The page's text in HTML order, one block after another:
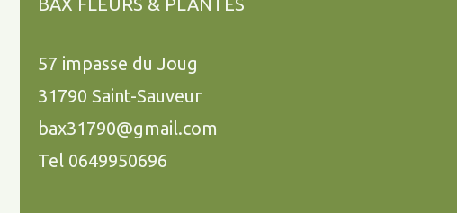
57 impasse du Joug
31790 Saint-Sauveur
bax31790@gmail.com
Tel 0649950696